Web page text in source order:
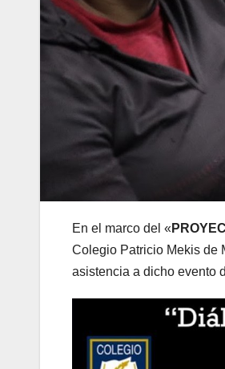
En el marco del «
Colegio Patricio Mekis de
asistencia a dicho evento